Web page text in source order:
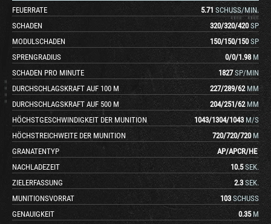
FEUERRATE 5.71 SCHUSS/MIN.
SCHADEN
320/320/420 SP
MODULSCHADEN
150/150/150 SP
SPRENGRADIUS
0/0/1.98 M
SCHADEN PRO MINUTE
1827 SP/MIN
DURCHSCHLAGSKRAFT AUF 100 M
227/289/62 MM
DURCHSCHLAGSKRAFT AUF 500 M
204/251/62 MM
HÖCHSTGESCHWINDIGKEIT DER MUNITION
1043/1304/1043 M/S
HÖCHSTREICHWEITE DER MUNITION
720/720/720 M
GRANATENTYP
AP/APCR/HE
NACHLADEZEIT
10.5 SEK.
ZIELERFASSUNG
2.3 SEK.
MUNITIONSVORRAT
103 SCHUSS
GENAUIGKEIT
0.35 M